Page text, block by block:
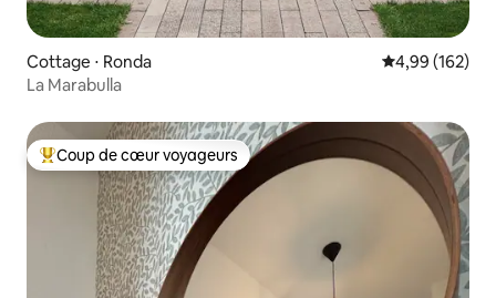
Cottage ⋅ Ronda Évaluation
4,99 (162)
La Marabulla
Coups de cœur voyageurs les plus appréciés
Coup de cœur voyageurs